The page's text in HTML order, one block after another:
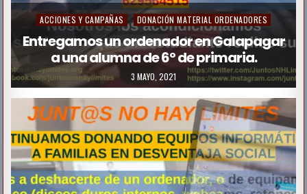
P
o
t
e
d
i
n
ACCIONES Y CAMPAÑAS DONACIÓN MATERIAL ORDENADORES
Entregamos un ordenador en Galapagar
a una alumna de 6º de primaria.
3 MAYO, 2021